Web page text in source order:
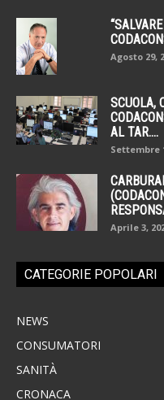
Agosto 29,
SCUOLA,
AL TAR....
Settembre
Aprile 3,
CATEGORIE POPOLARI
NEWS
CONSUMATORI
SANITÀ
CRONACA